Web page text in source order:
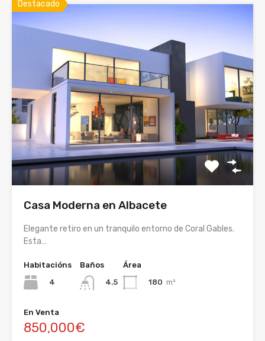
Destacado
Casa Moderna en Albacete
Elegante retiro en un tranquilo entorno de Coral Gables.
Esta…
Habitacións
4
Baños
4.5
Área
180 m²
En Venta
850,000€